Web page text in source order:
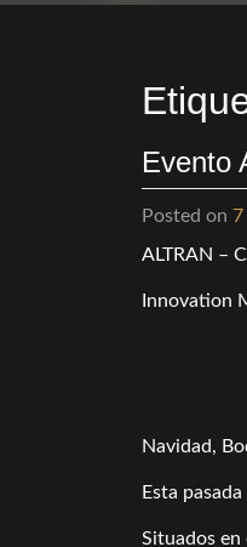
Evento
Posted on
ALTRAN –
Innovation
Navidad,
Esta
Situados en